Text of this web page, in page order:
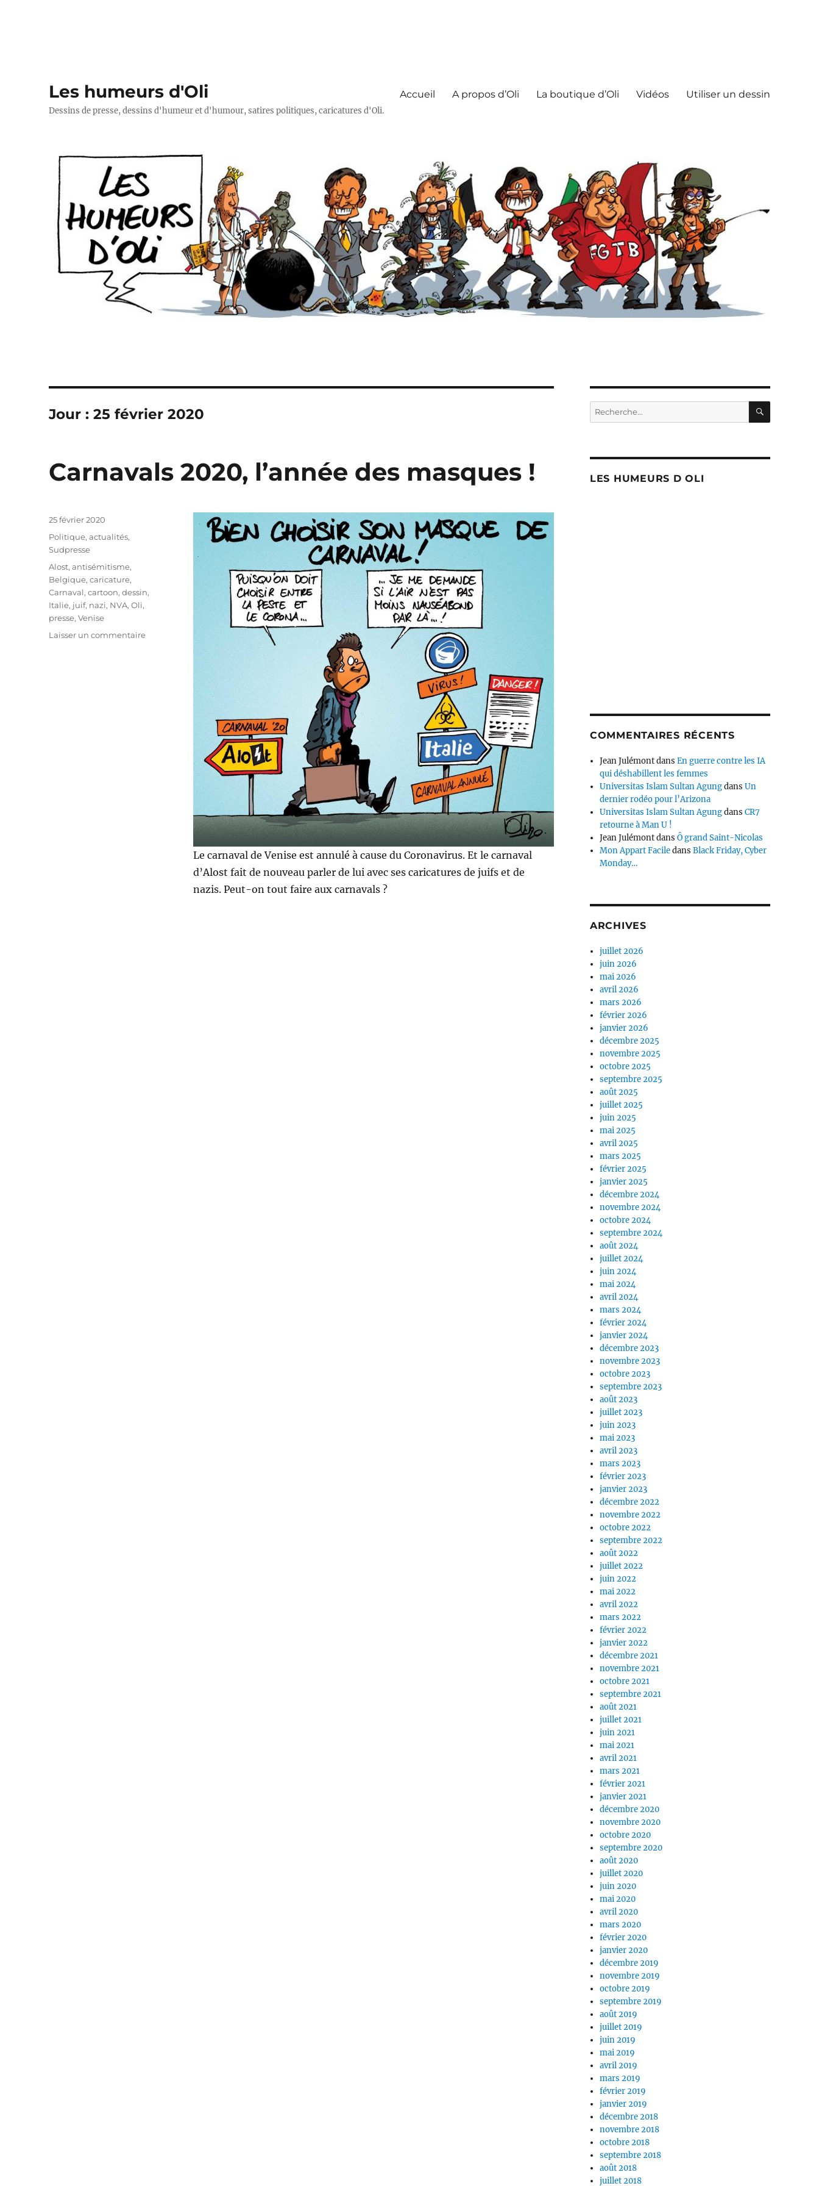
Les humeurs d'Oli
Dessins de presse, dessins d'humeur et d'humour, satires politiques, caricatures d'Oli.
Accueil A propos d’Oli La boutique d’Oli Vidéos Utiliser un dessin
Jour :25 février 2020
Carnavals 2020, l’année des masques !
Le carnaval de Venise est annulé à cause du Coronavirus. Et le carnaval
d’Alost fait de nouveau parler de lui avec ses caricatures de juifs et de
nazis. Peut-on tout faire aux carnavals ?
Publié
25 février 2020
Catégories
Politique, actualités,
Sudpresse
Étiquettes
Alost,antisémitisme,
Belgique,caricature,
Carnaval,cartoon,dessin,
Italie, juif, nazi, NVA,Oli,
presse,Venise
Laisser un commentairesur
Recherche
pour :
LES HUMEURS D OLI
COMMENTAIRES RÉCENTS
Jean JulémontdansEn guerre contre les IA
qui déshabillent les femmes
Universitas Islam Sultan AgungdansUn
dernier rodéo pour l’Arizona
Universitas Islam Sultan AgungdansCR7
retourne à Man U !
Jean JulémontdansÔ grand Saint-Nicolas
Mon Appart FaciledansBlack Friday, Cyber
Monday…
ARCHIVES
juillet 2026
juin 2026
mai 2026
avril 2026
mars 2026
février 2026
janvier 2026
décembre 2025
novembre 2025
octobre 2025
septembre 2025
août 2025
juillet 2025
juin 2025
mai 2025
avril 2025
mars 2025
février 2025
janvier 2025
décembre 2024
novembre 2024
octobre 2024
septembre 2024
août 2024
juillet 2024
juin 2024
mai 2024
avril 2024
mars 2024
février 2024
janvier 2024
décembre 2023
novembre 2023
octobre 2023
septembre 2023
août 2023
juillet 2023
juin 2023
mai 2023
avril 2023
mars 2023
février 2023
janvier 2023
décembre 2022
novembre 2022
octobre 2022
septembre 2022
août 2022
juillet 2022
juin 2022
mai 2022
avril 2022
mars 2022
février 2022
janvier 2022
décembre 2021
novembre 2021
octobre 2021
septembre 2021
août 2021
juillet 2021
juin 2021
mai 2021
avril 2021
mars 2021
février 2021
janvier 2021
décembre 2020
novembre 2020
octobre 2020
septembre 2020
août 2020
juillet 2020
juin 2020
mai 2020
avril 2020
mars 2020
février 2020
janvier 2020
décembre 2019
novembre 2019
octobre 2019
septembre 2019
août 2019
juillet 2019
juin 2019
mai 2019
avril 2019
mars 2019
février 2019
janvier 2019
décembre 2018
novembre 2018
octobre 2018
septembre 2018
août 2018
juillet 2018